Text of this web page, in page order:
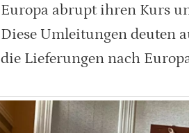
Europa abrupt ihren Kurs
Diese Umleitungen deuten
die Lieferungen nach